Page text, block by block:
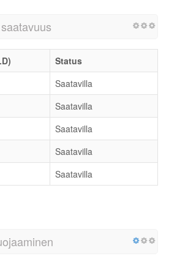
Status
Saatavilla
Saatavilla
Saatavilla
Saatavilla
Saatavilla